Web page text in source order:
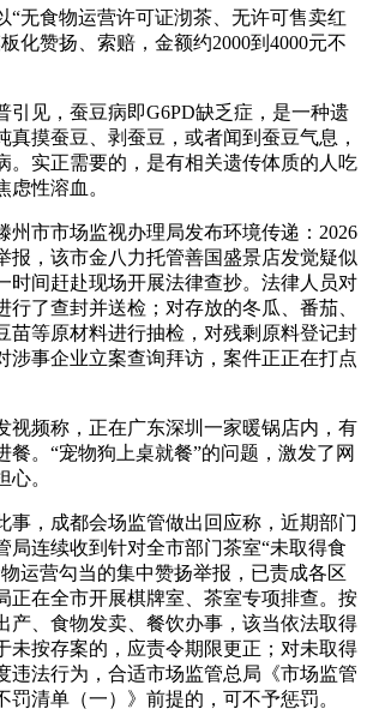
食物运营许可证沏茶、无许可售卖红
化赞扬、索赔，金额约2000到4000元不
见，蚕豆病即G6PD缺乏症，是一种遗
真摸蚕豆、剥蚕豆，或者闻到蚕豆气息，
。实正需要的，是有相关遗传体质的人吃
虑性溶血。
市市场监视办理局发布环境传递：2026
报，该市金八力托管善国盛景店发觉疑似
时间赶赴现场开展法律查抄。法律人员对
行了查封并送检；对存放的冬瓜、番茄、
苗等原材料进行抽检，对残剩原料登记封
涉事企业立案查询拜访，案件正正在打点
频称，正在广东深圳一家暖锅店内，有
餐。“宠物狗上桌就餐”的问题，激发了网
。
，成都会场监管做出回应称，近期部门
局连续收到针对全市部门茶室“未取得食
运营勾当的集中赞扬举报，已责成各区
正在全市开展棋牌室、茶室专项排查。按
产、食物发卖、餐饮办事，该当依法取得
未按存案的，应责令期限更正；对未取得
违法行为，合适市场监管总局《市场监管
罚清单（一）》前提的，可不予惩罚。